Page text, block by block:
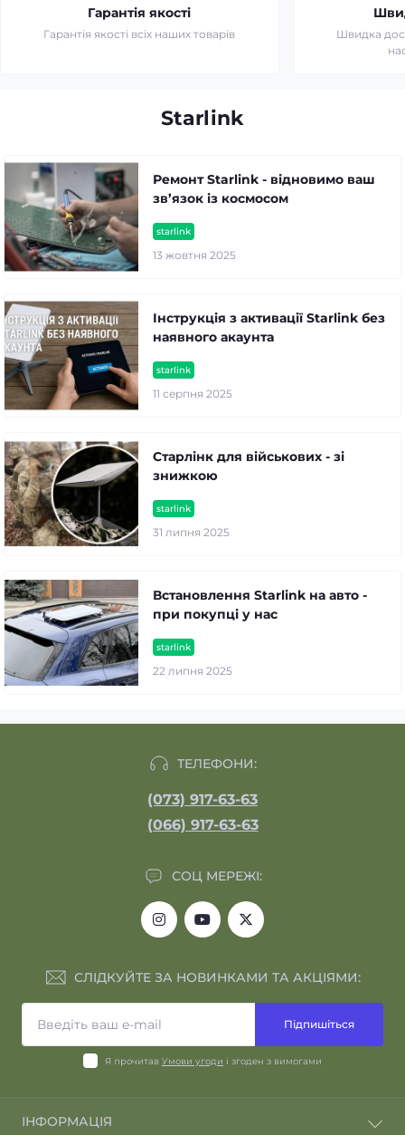
Гарантія якості
Гарантія якості всіх наших товарів
Швидка
Starlink
starlink
13 жовтня 2025
Ремонт Starlink - відновимо ваш
зв’язок із космосом
starlink
11 серпня 2025
Інструкція з активації Starlink без
наявного акаунта
starlink
31 липня 2025
Старлінк для військових - зі
знижкою
starlink
22 липня 2025
Встановлення Starlink на авто -
при покупці у нас
ТЕЛЕФОНИ:
(073) 917-63-63
(066) 917-63-63
СОЦ МЕРЕЖІ:
СЛІДКУЙТЕ ЗА НОВИНКАМИ ТА АКЦІЯМИ:
Підпишіться
Я прочитав Умови угоди і згоден з вимогами
ІНФОРМАЦІЯ